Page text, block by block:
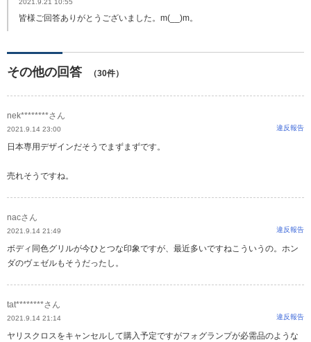
2021.9.21 10:55
皆様ご回答ありがとうございました。m(__)m。
その他の回答 （30件）
nek********さん
2021.9.14 23:00 違反報告
日本専用デザインだそうでまずまずです。
売れそうですね。
nacさん
2021.9.14 21:49 違反報告
ボディ同色グリルが今ひとつな印象ですが、最近多いですねこういうの。ホン
ダのヴェゼルもそうだったし。
tat********さん
2021.9.14 21:14 違反報告
ヤリスクロスをキャンセルして購入予定ですがフォグランプが必需品のような